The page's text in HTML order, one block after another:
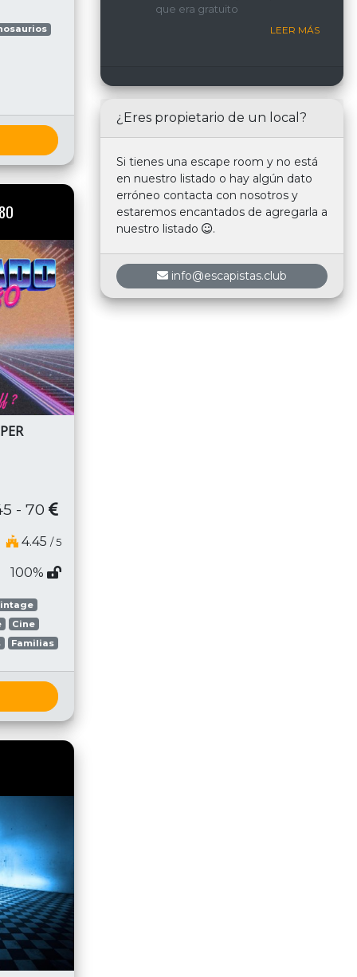
- 70
4.45 / 5
100%
Cine
Familias
nosotros.
que era gratuito
LEER MÁS
¿Eres propietario de un local?
Si tienes una escape room y no está
en nuestro listado o hay algún dato
erróneo contacta con nosotros y
estaremos encantados de agregarla a
nuestro listado
.
info@escapistas.club